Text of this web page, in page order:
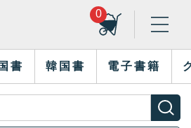
0
書 韓国書 電子書籍